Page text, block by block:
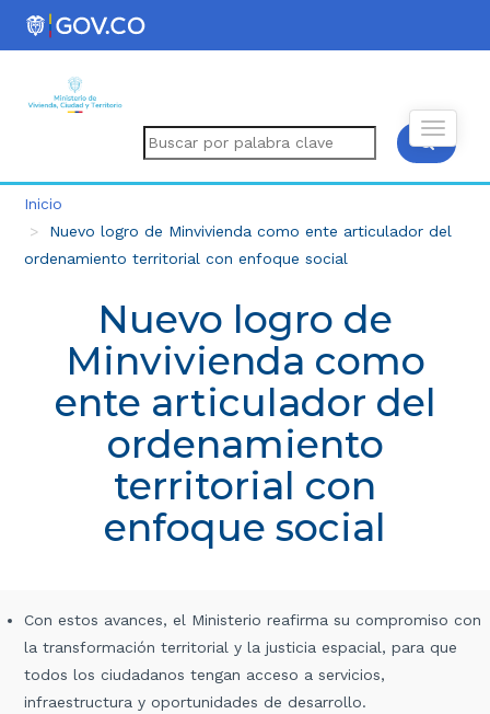
Inicio
Nuevo logro de Minvivienda como ente articulador del
ordenamiento territorial con enfoque social
Nuevo logro de
Minvivienda como
ente articulador del
ordenamiento
territorial con
enfoque social
Con estos avances, el Ministerio reafirma su compromiso con
la transformación territorial y la justicia espacial, para que
todos los ciudadanos tengan acceso a servicios,
infraestructura y oportunidades de desarrollo.